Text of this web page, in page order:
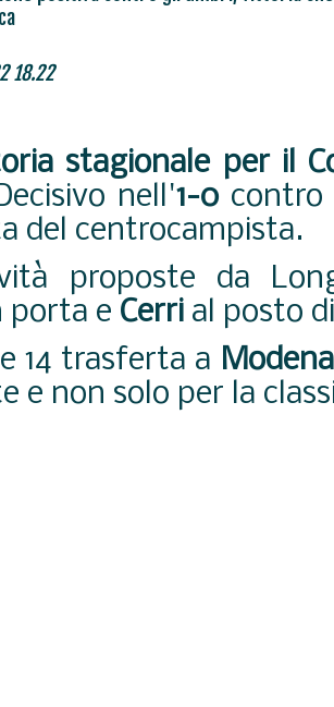
18.22
stagionale per il
nell'1-0
del centrocampista.
proposte da
e Cerri al posto
14 trasferta a Modena
e non solo per la